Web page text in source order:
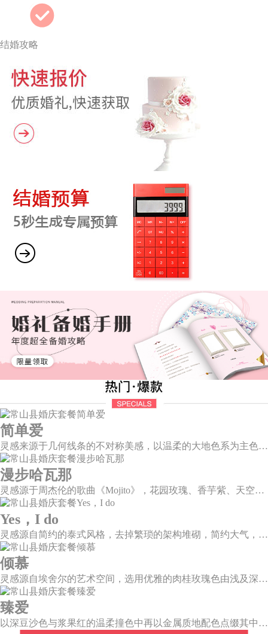
结婚攻略
简单爱
灵感来源于几何线条的不对称美感，以温柔的大地色系为主色调，空间上，利用几何线条进行完美切割，配以柔和色系的花艺点缀，构造了一个温馨柔和、清新复古的空间。
漫步哈瓦那
灵感源于周杰伦的歌曲《Mojito》，花园玫瑰、香芋紫、天空蓝等色彩碰撞出的热带风情，在多层次空间下大方异域光彩。因为遇见了爱情，整个世界都变得五彩斑斓。
Yes，I do
灵感源自简约的泰式风格，去掉繁琐的架构堆砌，简约大气，雪山白与玛莎拉红的色彩碰撞，打造一种温馨明亮的感觉。
倾慕
灵感源自埃舍尔的艺术空间，选用优雅的肉桂玫瑰色由浅及深层层浸润，尽显复古柔情。婚礼以解构主义的风格，呈现不规则几何形状多种角度的拼合，带来丰富的视觉层次。
臻爱
以深豆沙色与浆果红的温柔撞色中再以金属质地配色点缀其中，张弛之中打造一个柔和且独立的婚礼空间。别致质感而又不失浪漫温情，拉开了如电影唯美诗意的篇章。